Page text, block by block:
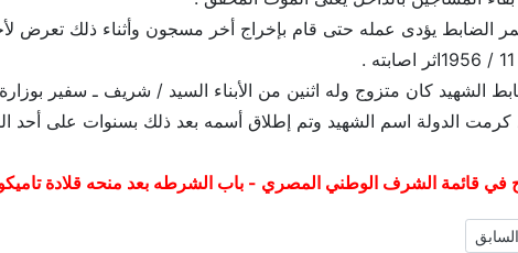
الضابط يؤدى عمله حتى قام بإخراج أخر مسجون وأثناء ذلك تعرض
الشهيد كان متزوج وله اثنين من الأبناء السيد / شريف ـ سفير
كرمت الدولة اسم الشهيد وتم إطلاق أسمه بعد ذلك بسنوات على أحد
في قائمة الشرف الوطني المصري - باب الشرطه بعد منحه قلادة تاميكوم من
السابق: عقيد شرطه شهيد / محمد فوزي الحوفيالسابق